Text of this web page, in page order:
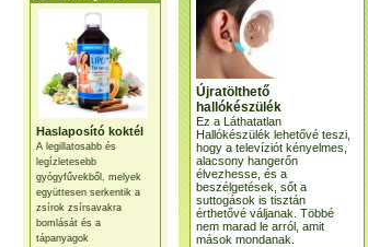
Haslaposító koktél
A legillatosabb és
legízletesebb
gyógyfűvekből, melyek
együttesen serkentik a
zsírok zsírsavakra
bomlását és a
tápanyagok
Újratölthető
hallókészülék
Ez a Láthatatlan
Hallókészülék lehetővé teszi,
hogy a televíziót kényelmes,
alacsony hangerőn
élvezhesse, és a
beszélgetések, sőt a
suttogások is tisztán
érthetővé váljanak. Többé
nem marad le arról, amit
mások mondanak.